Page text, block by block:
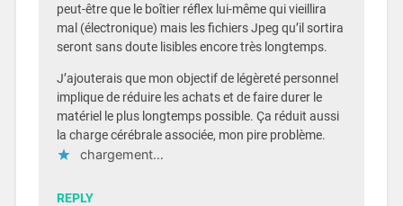
peut-être que le boîtier réflex lui-même qui vieillira
mal (électronique) mais les fichiers Jpeg qu’il sortira
seront sans doute lisibles encore très longtemps.
J’ajouterais que mon objectif de légèreté personnel
implique de réduire les achats et de faire durer le
matériel le plus longtemps possible. Ça réduit aussi
la charge cérébrale associée, mon pire problème.
chargement…
REPLY